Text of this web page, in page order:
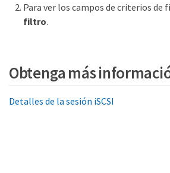
Para ver los campos de criterios de
filtro.
Obtenga más
Detalles de la sesión iSCSI